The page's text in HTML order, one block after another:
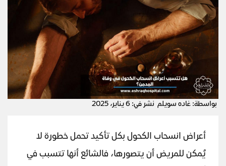
بواسطة: غاده سويلم نشر في: 6 يناير، 2025
أعراض انسحاب الكحول بكل تأكيد تحمل خطورة لا
يُمكن للمريض أن يتصورها، فالشائع أنها تتسبب في